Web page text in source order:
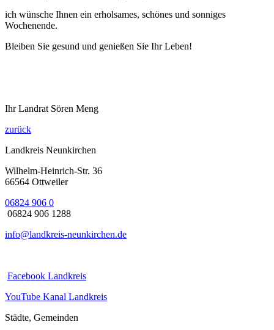
ich wünsche Ihnen ein erholsames, schönes und sonniges
Wochenende.
Bleiben Sie gesund und genießen Sie Ihr Leben!
Ihr Landrat Sören Meng
zurück
Landkreis Neunkirchen
Wilhelm-Heinrich-Str. 36
66564 Ottweiler
06824 906 0
06824 906 1288
info@landkreis-neunkirchen.de
Facebook Landkreis
YouTube Kanal Landkreis
Städte, Gemeinden